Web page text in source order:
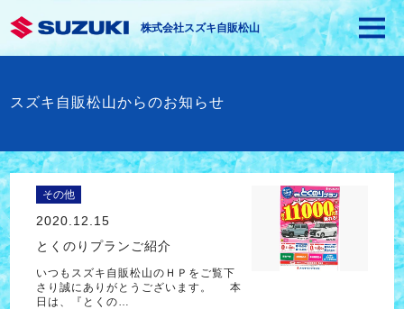
株式会社スズキ自販松山
スズキ自販松山からのお知らせ
その他
2020.12.15
とくのりプランご紹介
いつもスズキ自販松山のＨＰをご覧下
さり誠にありがとうございます。 本
日は、『とくの…